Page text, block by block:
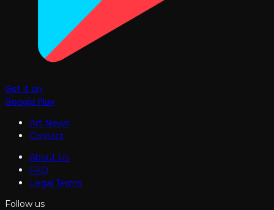
Get it on
Google Play
Art News
Contact
About Us
FAQ
Legal Terms
Follow us